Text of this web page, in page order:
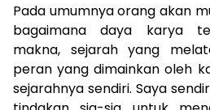
Pada umumnya orang akan
bagaimana daya karya
makna, sejarah yang
peran yang dimainkan oleh
sejarahnya sendiri. Saya